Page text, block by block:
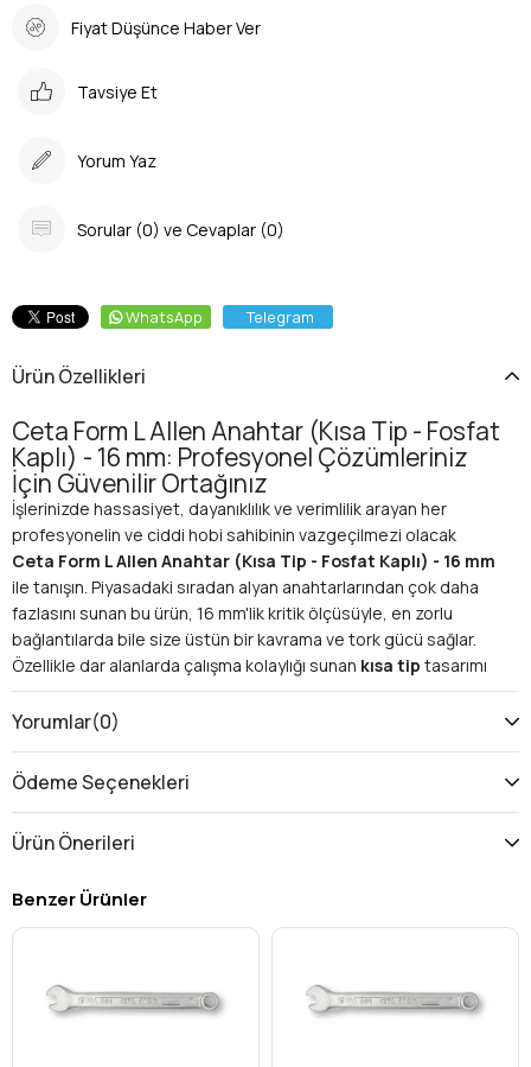
Fiyat Düşünce Haber Ver
Tavsiye Et
Yorum Yaz
Sorular (0) ve Cevaplar (0)
WhatsApp Telegram
Ürün Özellikleri
Ceta Form L Allen Anahtar (Kısa Tip - Fosfat
Kaplı) - 16 mm: Profesyonel Çözümleriniz
İçin Güvenilir Ortağınız
İşlerinizde hassasiyet, dayanıklılık ve verimlilik arayan her
profesyonelin ve ciddi hobi sahibinin vazgeçilmezi olacak
Ceta Form L Allen Anahtar (Kısa Tip - Fosfat Kaplı) - 16 mm
ile tanışın. Piyasadaki sıradan alyan anahtarlarından çok daha
fazlasını sunan bu ürün, 16 mm'lik kritik ölçüsüyle, en zorlu
bağlantılarda bile size üstün bir kavrama ve tork gücü sağlar.
Özellikle dar alanlarda çalışma kolaylığı sunan kısa tip tasarımı
ve uzun ömürlü performans vaat edenfosfat kaplıyüzeyi
sayesinde, her türlü montaj, demontaj ve bakım işinizde
Kullanım Alanları ve Çok Yönlülük: Her İş İçin İdeal
Çözüm
yelpazesi sunarak farklı sektörlerdeki ihtiyaçlara cevap verir.
kadar pek çok alanda karşılaşacağınız altıgen (imbus) başlı
vidalar için idealdir. İşte bu çok yönlü el aletinin başlıca kullanım
Araç motorları, şanzıman
sistemleri ve çeşitli makine parçalarındaki bağlantı
Yorumlar(0)
Ödeme Seçenekleri
Ürün Önerileri
Benzer Ürünler